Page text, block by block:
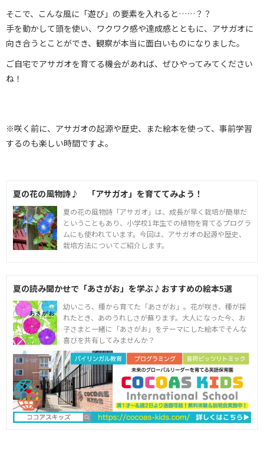
そこで、こんな風に「遊び」の要素を入れると……？？
手を動かして頭を使い、ワクワク感や達成感とともに、アサガオに
向き合うとことができ、観察が本当に面白いものになりました。
ご自宅でアサガオを育てる機会があれば、ぜひやってみてください
ね！
※咲く前に、アサガオの起源や歴史、また絵本を使って、事前学習
するのも楽しい時間ですよ。
夏の花の風物詩♪ 「アサガオ」を育ててみよう！
夏の花の風物詩「アサガオ」は、成長が早く栽培が簡単だ
ということもあり、小学校1年生での植物を育てるプログラ
ムにも使われています。今回は、アサガオの起源や歴史、
栽培方法についてご紹介します。
夏の読み聞かせで「あさがお」を学ぶ♪おすすめの絵本5選
幼いころ、種から育てた「あさがお」。花が咲き、種が採
れたとき、あのうれしさが蘇ります。大人になった今、お
子さまと一緒に「あさがお」をテーマにした絵本でそんな
喜びを共有してみませんか？